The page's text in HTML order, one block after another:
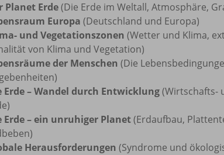
Planet Erde(Die Erde im Weltall, Atmosphäre,
Europa (Deutschland und Europa)
und Vegetationszonen (Wetter und Klima,
von Klima und Vegetation)
der Menschen (Die
Erde – Wandel durch Entwicklung(Wirtschafts-
Erde – ein unruhiger Planet(Erdaufbau,
Herausforderungen (Syndrome und